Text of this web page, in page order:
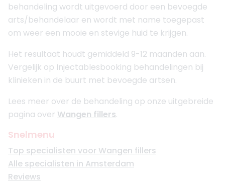
behandeling wordt uitgevoerd door een bevoegde
arts/behandelaar en wordt met name toegepast
om weer een mooie en stevige huid te krijgen.
Het resultaat houdt gemiddeld 9-12 maanden aan.
Vergelijk op Injectablesbooking behandelingen bij
klinieken in de buurt met bevoegde artsen.
Lees meer over de behandeling op onze uitgebreide
pagina over Wangen fillers.
Snelmenu
Top specialisten voor Wangen fillers
Alle specialisten in Amsterdam
Reviews